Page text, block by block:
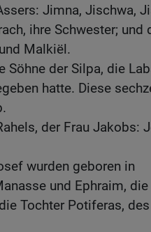
Jimna, Jischwa,
ihre Schwester; und
Malkiël.
Söhne der Silpa, die
hatte. Diese
der Frau Jakobs:
wurden geboren in
und Ephraim,
Tochter Potiferas,